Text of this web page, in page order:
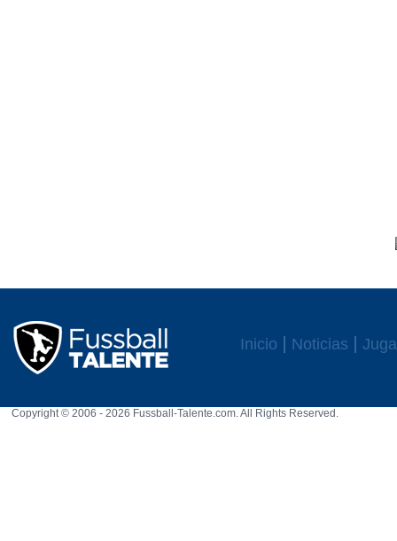
Inicio Noticias
Copyright © 2006 - 2026 Fussball-Talente.com. All Rights Reserved.